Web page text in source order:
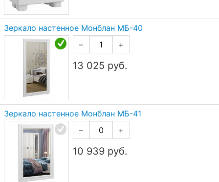
Зеркало настенное Монблан МБ-40
–
+
13 025 руб.
Зеркало настенное Монблан МБ-41
–
+
10 939 руб.